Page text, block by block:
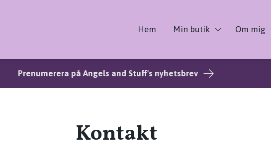
Hem Min butik Om mig
Prenumerera på Angels and Stuff's nyhetsbrev
Kontakt